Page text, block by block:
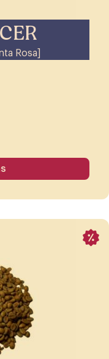
Rosa]